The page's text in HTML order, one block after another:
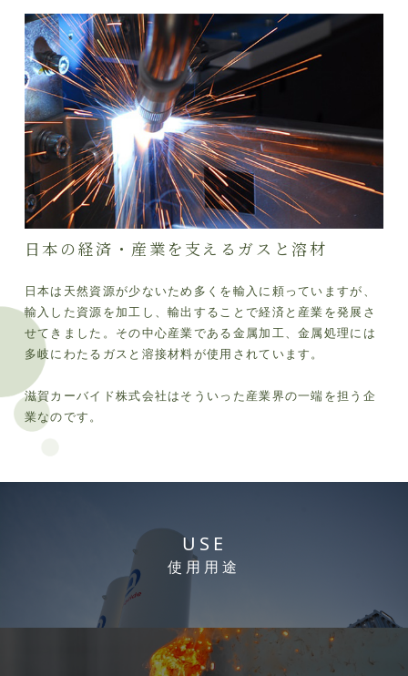
日本の経済・産業を支えるガスと溶材
日本は天然資源が少ないため多くを輸入に頼っていますが、
輸入した資源を加工し、輸出することで経済と産業を発展さ
せてきました。その中心産業である金属加工、金属処理には
多岐にわたるガスと溶接材料が使用されています。
滋賀カーバイド株式会社はそういった産業界の一端を担う企
業なのです。
USE
使用用途